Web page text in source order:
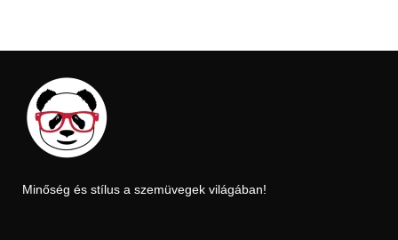
Minőség és stílus a szemüvegek világában!